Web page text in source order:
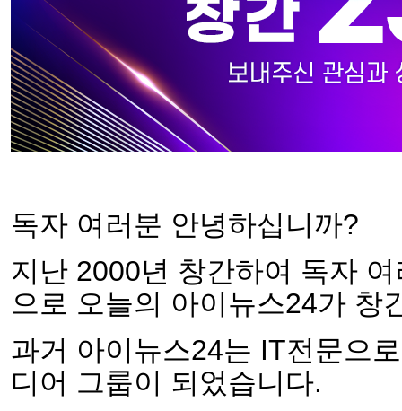
독자 여러분 안녕하십니까?
지난 2000년 창간하여 독자
으로 오늘의 아이뉴스24가 창
과거 아이뉴스24는 IT전문으
디어 그룹이 되었습니다.